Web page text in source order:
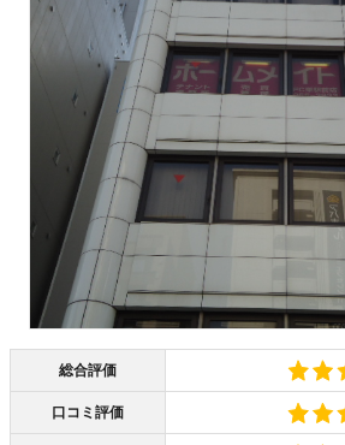
総合評価
口コミ評価